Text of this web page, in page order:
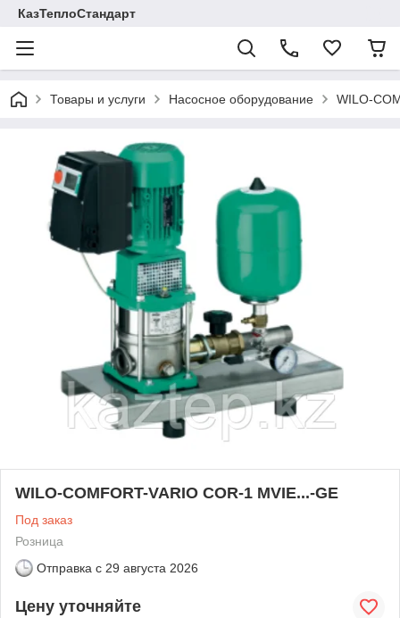
КазТеплоСтандарт
Товары и услуги Насосное оборудование WILO-
WILO-COMFORT-VARIO COR-1 MVIE...-GE
Под заказ
Розница
Отправка с 29 августа 2026
Цену уточняйте